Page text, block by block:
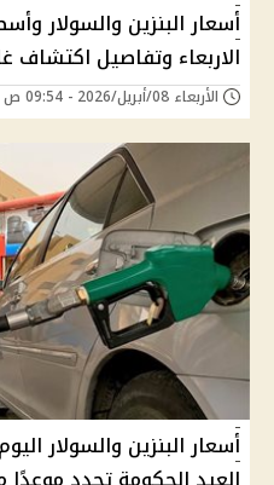
أسعار البنزين والسولار
الاربعاء وتفاصيل
الأربعاء 08/أبريل/2026 - 09:54 ص
أسعار البنزين والسولار